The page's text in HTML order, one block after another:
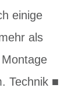
einige
als
Technik ■